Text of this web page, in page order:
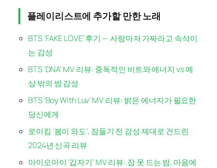
플레이리스트에 추가할 만한 노래
BTS ‘FAKE LOVE’ 후기 — 사랑마저 가짜라고 속삭이
는 감성
BTS ‘DNA’ MV 리뷰: 중독적인 비트와 에너지 vs 예
상 밖의 밤 감성
BTS ‘Boy With Luv’ MV 리뷰: 밝은 에너지가 필요한
당신에게
로이킴 ‘봄이 와도’, 잠들기 전 감성 제대로 건드린
2024년 신곡 리뷰
아이오아이 ‘갑자기’ MV 리뷰: 잠 못 드는 밤, 마음에